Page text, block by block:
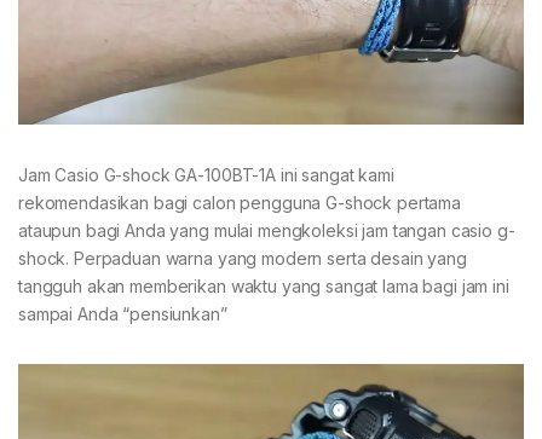
Jam Casio G-shock GA-100BT-1A ini sangat kami
rekomendasikan bagi calon pengguna G-shock pertama
ataupun bagi Anda yang mulai mengkoleksi jam tangan casio g-
shock. Perpaduan warna yang modern serta desain yang
tangguh akan memberikan waktu yang sangat lama bagi jam ini
sampai Anda “pensiunkan”